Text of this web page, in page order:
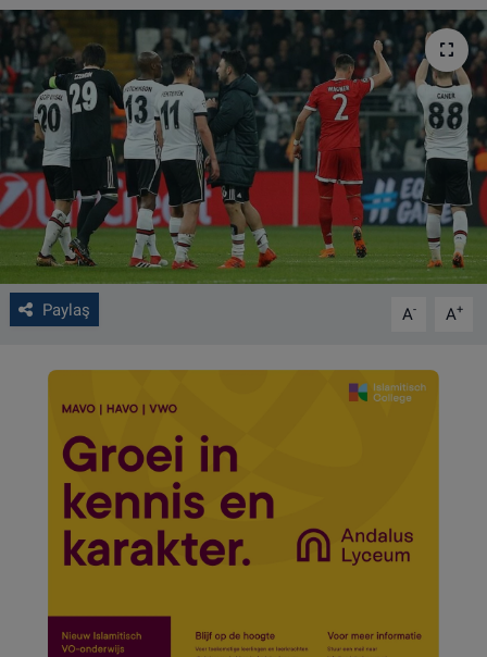
Paylaş A- A+
BİLİM-TEKNOLOJİ
SAĞLIK
FOTO GALERİ
VIDEO GALERİ
ALGEMENE VOORWAARDEN
CONTACT
Çerez Politikası
Haber Arşivi